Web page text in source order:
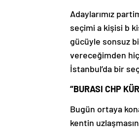
Adaylarımız
seçimi a kişisi b
gücüyle sonsuz
vereceğimden
İstanbul’da bir
“BURASI CHP
Bugün ortaya
kentin